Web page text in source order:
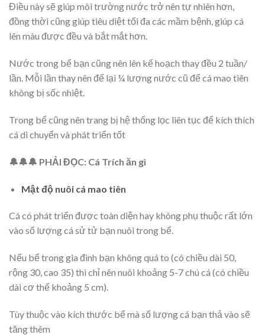
Điều này sẽ giúp môi trường nước trở nên tự nhiên hơn,
đồng thời cũng giúp tiêu diệt tối đa các mầm bệnh, giúp cá
lên màu được đều và bắt mắt hơn.
Nước trong bể bạn cũng nên lên kế hoạch thay đều 2 tuần/
lần. Mỗi lần thay nên để lại ¼ lượng nước cũ để cá mao tiên
không bị sốc nhiệt.
Trong bể cũng nên trang bị hệ thống lọc liên tục để kích thích
cá di chuyển và phát triển tốt
🔔🔔🔔 PHẢI ĐỌC: Cá Trích ăn gì
Mật độ nuôi cá mao tiên
Cá có phát triển được toàn diện hay không phụ thuộc rất lớn
vào số lượng cá sử tử bạn nuôi trong bể.
Nếu bể trong gia đình bạn không quá to (có chiều dài 50,
rộng 30, cao 35) thì chỉ nên nuôi khoảng 5-7 chú cá (có chiều
dài cơ thể khoảng 5 cm).
Tùy thuộc vào kích thước bể mà số lượng cá bạn thả vào sẽ
tăng thêm